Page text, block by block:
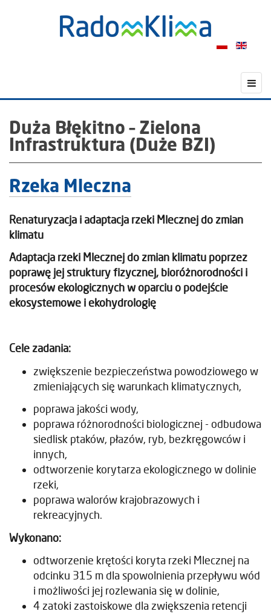
Duża Błękitno – Zielona
Infrastruktura (Duże BZI)
Rzeka Mleczna
Renaturyzacja i adaptacja rzeki Mlecznej do zmian
klimatu
Adaptacja rzeki Mlecznej do zmian klimatu poprzez
poprawę jej struktury fizycznej, bioróżnorodności i
procesów ekologicznych w oparciu o podejście
ekosystemowe i ekohydrologię
Cele zadania:
zwiększenie bezpieczeństwa powodziowego w
zmieniających się warunkach klimatycznych,
poprawa jakości wody,
poprawa różnorodności biologicznej - odbudowa
siedlisk ptaków, płazów, ryb, bezkręgowców i
innych,
odtworzenie korytarza ekologicznego w dolinie
rzeki,
poprawa walorów krajobrazowych i
rekreacyjnych.
Wykonano:
odtworzenie krętości koryta rzeki Mlecznej na
odcinku 315 m dla spowolnienia przepływu wód
i możliwości jej rozlewania się w dolinie,
4 zatoki zastoiskowe dla zwiększenia retencji